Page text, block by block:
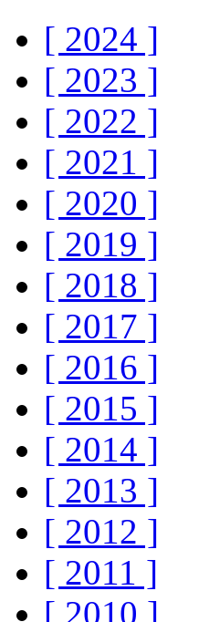
[ 2024 ]
[ 2023 ]
[ 2022 ]
[ 2021 ]
[ 2020 ]
[ 2019 ]
[ 2018 ]
[ 2017 ]
[ 2016 ]
[ 2015 ]
[ 2014 ]
[ 2013 ]
[ 2012 ]
[ 2011 ]
[ 2010 ]